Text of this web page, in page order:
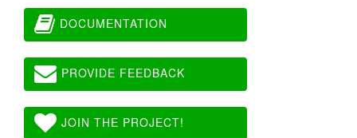
DOCUMENTATION
PROVIDE FEEDBACK
JOIN THE PROJECT!